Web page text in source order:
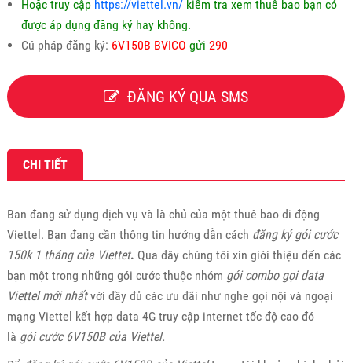
Hoặc truy cập https://viettel.vn/kiểm tra xem thuê bao bạn có
được áp dụng đăng ký hay không.
Cú pháp đăng ký: 6V150B BVICO gửi 290
ĐĂNG KÝ QUA SMS
CHI TIẾT
Ban đang sử dụng dịch vụ và là chủ của một thuê bao di động
Viettel. Bạn đang cần thông tin hướng dẫn cách đăng ký gói cước
150k 1 tháng của Viettet. Qua đây chúng tôi xin giới thiệu đến các
bạn một trong những gói cước thuộc nhóm gói combo gọi data
Viettel mới nhất với đầy đủ các ưu đãi như nghe gọi nội và ngoại
mạng Viettel kết hợp data 4G truy cập internet tốc độ cao đó
là gói cước 6V150B của Viettel.